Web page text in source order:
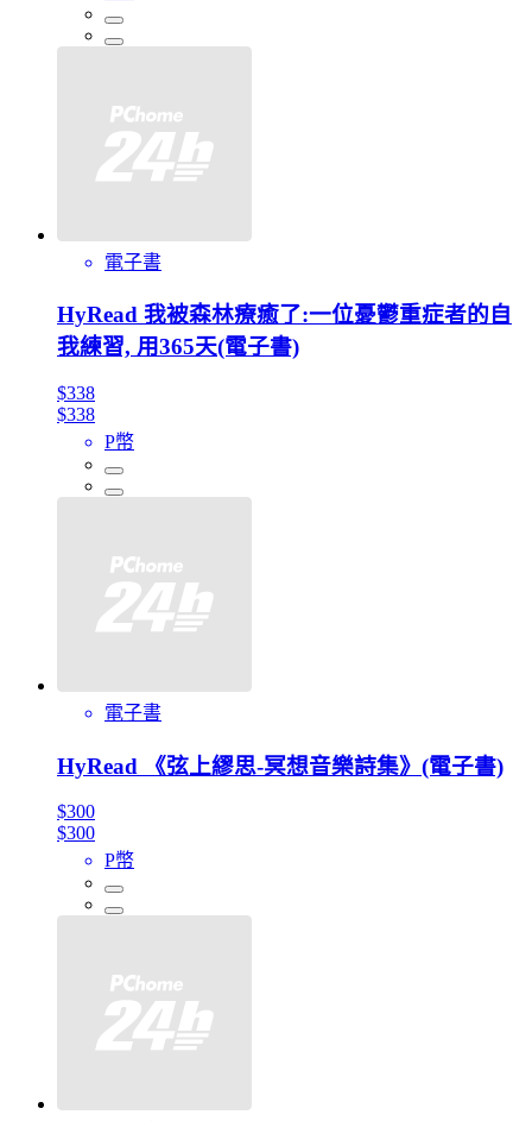
電子書
HyRead 我被森林療癒了:一位憂鬱重症者的自
我練習, 用365天(電子書)
$338
$338
P幣
電子書
HyRead 《弦上繆思-冥想音樂詩集》(電子書)
$300
$300
P幣